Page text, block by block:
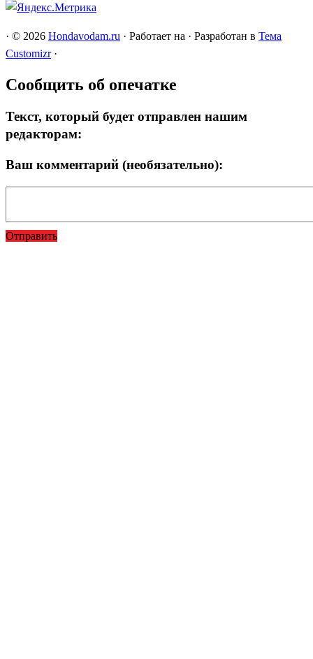
· © 2026 Hondavodam.ru · Работает на · Разработан в Тема
Customizr ·
Сообщить об опечатке
Текст, который будет отправлен нашим
редакторам:
Ваш комментарий (необязательно):
Отправить